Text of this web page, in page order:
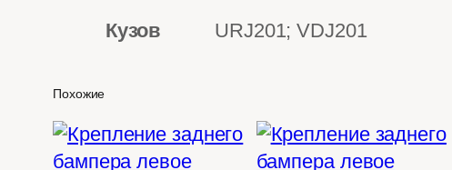
Кузов URJ201; VDJ201
Похожие